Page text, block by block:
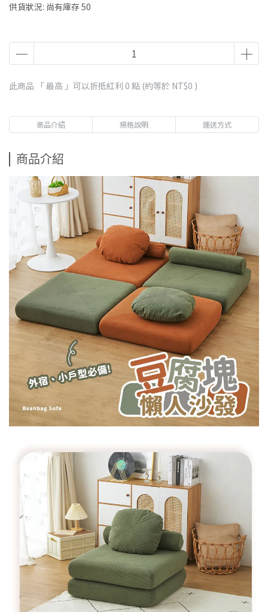
供貨狀況: 尚有庫存 50
此商品 「 最高 」可以折抵紅利 0 點 (約等於 NT$0 )
商品介紹 規格說明 運送方式
商品介紹